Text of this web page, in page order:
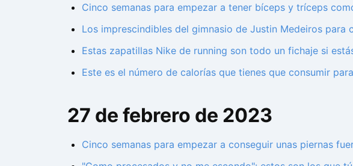
Cinco semanas para empezar a tener bíceps y tríceps
Los imprescindibles del gimnasio de Justin Medeiros
Estas zapatillas Nike de running son todo un fichaje si
Este es el número de calorías que tienes que consumir
27 de febrero de 2023
Cinco semanas para empezar a conseguir unas piernas